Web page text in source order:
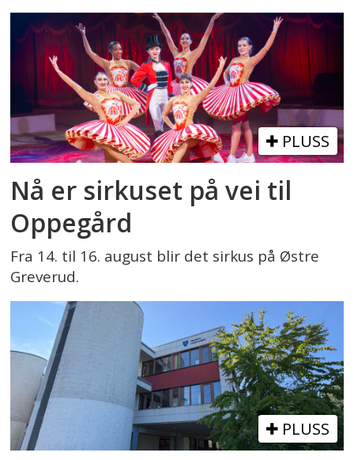
PLUSS
Nå er sirkuset på vei til
Oppegård
Fra 14. til 16. august blir det sirkus på Østre
Greverud.
PLUSS